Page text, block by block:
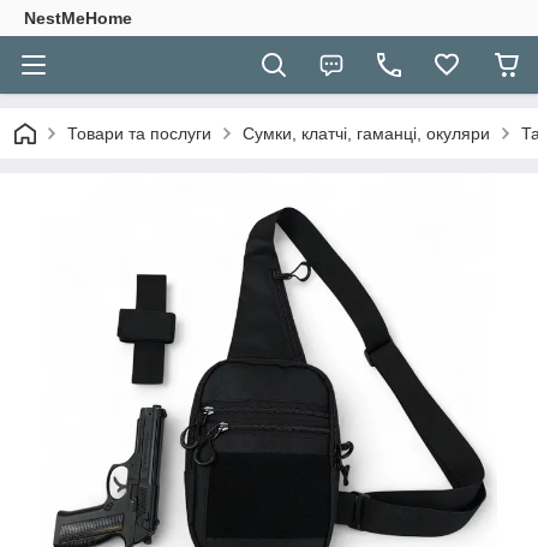
NestMeHome
Товари та послуги Сумки, клатчі, гаманці, окуляри